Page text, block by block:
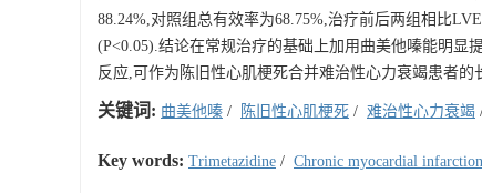
88.24%,对照组总有效率为68.75%,治疗前后两组相比
(P<0.05).结论在常规治疗的基础上加用曲美他嗪能明显
反应,可作为陈旧性心肌梗死合并难治性心力衰竭患者的
关键词: 曲美他嗪 / 陈旧性心肌梗死 / 难治性心力衰竭
Key words: Trimetazidine / Chronic myocardial infarction